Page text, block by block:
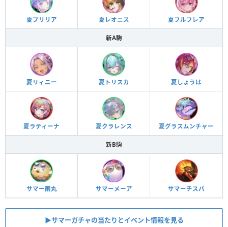
夏プリリア 夏レオニス 夏フルフレア
新A駒
夏リィニー 夏トリスカ 夏しょうは
夏ラティーナ 夏クラレンス 夏グラスムンチャー
新B駒
サマー雨丸 サマーメーア サマーチスパ
▶︎サマーガチャの当たりとイベント情報を見る